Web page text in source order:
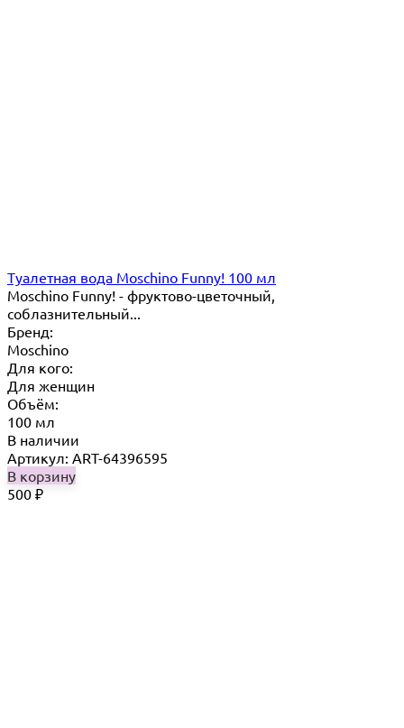
Туалетная вода Moschino Funny! 100 мл
Moschino Funny! - фруктово-цветочный,
соблазнительный...
Бренд:
Moschino
Для кого:
Для женщин
Объём:
100 мл
В наличии
Артикул: ART-64396595
В корзину
500 ₽